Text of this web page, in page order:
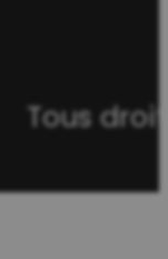
Tous